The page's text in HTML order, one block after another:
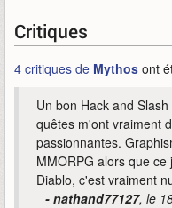
Critiques
4 critiques de Mythos ont
Un bon Hack and
quêtes m'ont vraiment
passionnantes.
MMORPG alors que
Diablo, c'est vraiment
- nathand77127, le